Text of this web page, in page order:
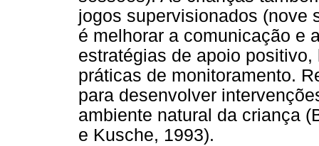
jogos supervisionados (nove
é melhorar a comunicação e
estratégias de apoio
práticas de monitoramento.
para desenvolver
ambiente natural da criança
e Kusche, 1993).